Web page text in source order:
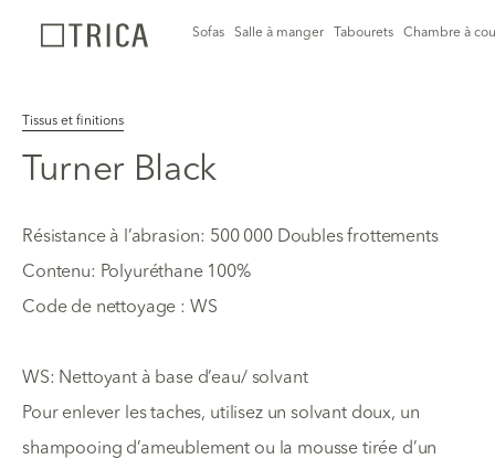
Sofas Salle à manger Tabourets Chambre à
Tissus et finitions
Turner Black
Résistance à l’abrasion: 500 000 Doubles frottements
Contenu: Polyuréthane 100%
Code de nettoyage : WS
WS: Nettoyant à base d’eau/ solvant
Pour enlever les taches, utilisez un solvant doux, un
shampooing d’ameublement ou la mousse tirée d’un